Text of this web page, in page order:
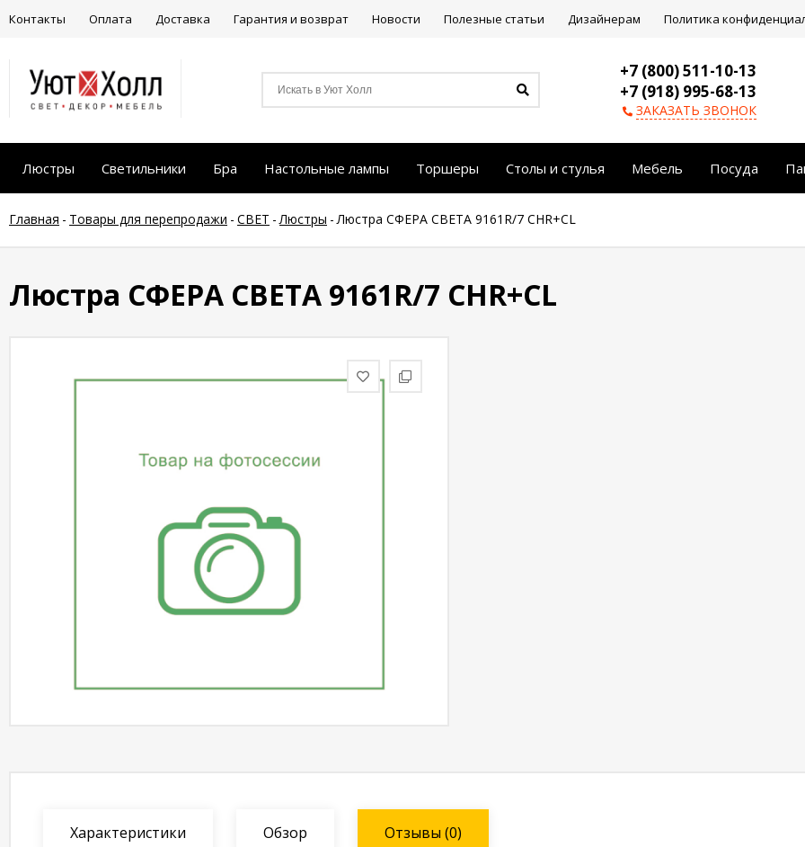
Контакты Оплата Доставка Гарантия и возврат Новости Полезные статьи Дизайнерам Политика
+7 (800) 511-10-13
+7 (918) 995-68-13
ЗАКАЗАТЬ ЗВОНОК
Люстры Светильники Бра Настольные лампы Торшеры Столы и стулья Мебель Посуда
Главная - Товары для перепродажи - СВЕТ - Люстры - Люстра СФЕРА СВЕТА 9161R/7 CHR+CL
Люстра СФЕРА СВЕТА 9161R/7 CHR+CL
Характеристики Обзор Отзывы (0)